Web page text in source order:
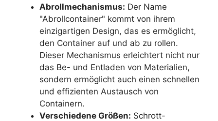
Abrollmechanismus: Der Name
"Abrollcontainer" kommt von ihrem
einzigartigen Design, das es ermöglicht,
den Container auf und ab zu rollen.
Dieser Mechanismus erleichtert nicht nur
das Be- und Entladen von Materialien,
sondern ermöglicht auch einen schnellen
und effizienten Austausch von
Containern.
Verschiedene Größen: Schrott-